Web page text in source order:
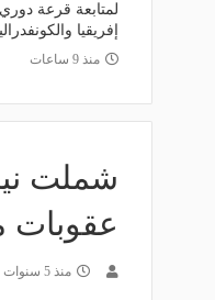
لمتابعة قرعة
إفريقيا
منذ 9 ساعات
عقوبات
منذ 5 سنوات